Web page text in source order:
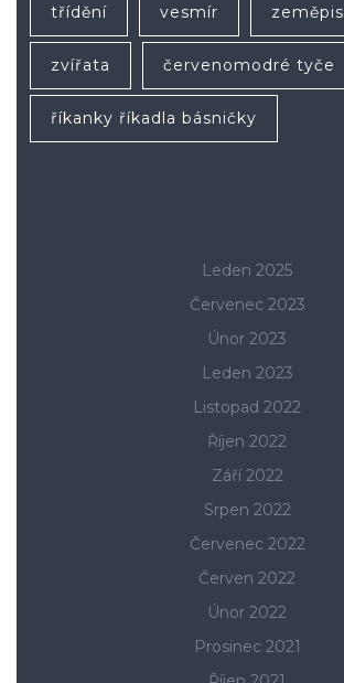
třídění vesmír zeměpis
zvířata červenomodré tyče
říkanky říkadla básničky
Leden 2025
Červenec 2023
Únor 2023
Leden 2023
Listopad 2022
Říjen 2022
Září 2022
Srpen 2022
Červenec 2022
Červen 2022
Únor 2022
Prosinec 2021